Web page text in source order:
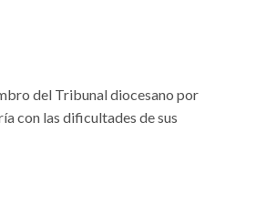
del Tribunal diocesano por
con las dificultades de sus